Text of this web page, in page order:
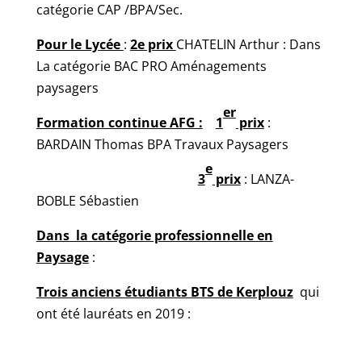
catégorie CAP /BPA/Sec.
Pour le Lycée : 2e prix CHATELIN Arthur : Dans
La catégorie BAC PRO Aménagements
paysagers
Formation continue AFG :
1
er
prix:
BARDAIN Thomas BPA Travaux Paysagers
3
e
prix: LANZA-
BOBLE Sébastien
Dans la catégorie professionnelle en
Paysage:
Trois anciens étudiants BTS de Kerplouzqui
ont été lauréats en 2019 :